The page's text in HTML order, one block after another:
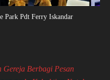
Park Pdt Ferry Iskandar
Gereja Berbagi Pesan